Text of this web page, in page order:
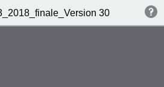
30.7.2018